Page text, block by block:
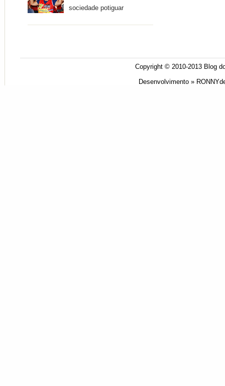
sociedade potiguar
Copyright © 2010-2013 Blog
Desenvolvimento »